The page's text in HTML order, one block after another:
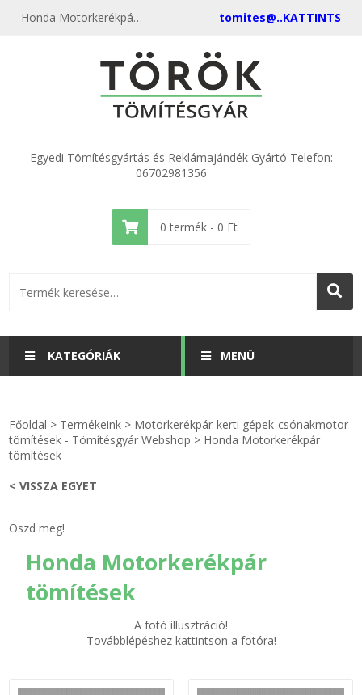
Honda Motorkerékpár tömítés - akciós motorkerékpár - kerti gép - csónakmotor tömítések gyártása, egyenest a gyártótól most itt nálunk rendelje meg, különböző anyagokból és méretekből kimagasló minőségben. tomites@..KATTINTS
Egyedi Tömítésgyártás és Reklámajándék Gyártó Telefon:
06702981356
0 termék - 0 Ft
KATEGÓRIÁK
KULCSTARTÓ - KULCSKARIKA
GÉPÉSZET-PÉBÉ-gáz - KÉSZLETEK
IPARI KARIMA TÖMÍTÉS
TÖMÍTŐ TÁBLA - SZIGETELŐ LEMEZ
MENÜ
videók
Rólunk
Hírek
Főoldal > Termékeink > Motorkerékpár-kerti gépek-csónakmotor
tömítések - Tömítésgyár Webshop > Honda Motorkerékpár
tömítések
< VISSZA EGYET
Oszd meg!
Honda Motorkerékpár
tömítések
A fotó illusztráció!
Továbblépéshez kattintson a fotóra!